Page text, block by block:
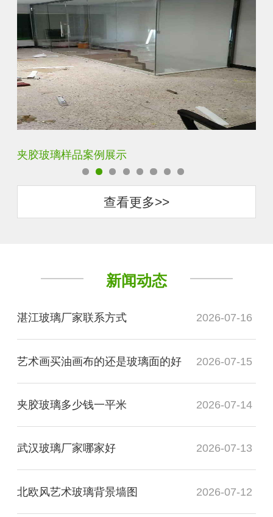
夹胶玻璃样品案例展示
查看更多>>
新闻动态
湛江玻璃厂家联系方式 2026-07-16
艺术画买油画布的还是玻璃面的好 2026-07-15
夹胶玻璃多少钱一平米 2026-07-14
武汉玻璃厂家哪家好 2026-07-13
北欧风艺术玻璃背景墙图 2026-07-12